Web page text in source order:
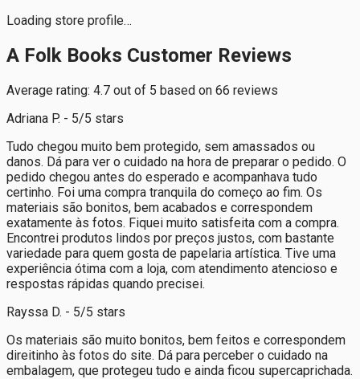
Loading store profile…
A Folk Books Customer Reviews
Average rating: 4.7 out of 5 based on 66 reviews
Adriana P. - 5/5 stars
Tudo chegou muito bem protegido, sem amassados ou
danos. Dá para ver o cuidado na hora de preparar o pedido. O
pedido chegou antes do esperado e acompanhava tudo
certinho. Foi uma compra tranquila do começo ao fim. Os
materiais são bonitos, bem acabados e correspondem
exatamente às fotos. Fiquei muito satisfeita com a compra.
Encontrei produtos lindos por preços justos, com bastante
variedade para quem gosta de papelaria artística. Tive uma
experiência ótima com a loja, com atendimento atencioso e
respostas rápidas quando precisei.
Rayssa D. - 5/5 stars
Os materiais são muito bonitos, bem feitos e correspondem
direitinho às fotos do site. Dá para perceber o cuidado na
embalagem, que protegeu tudo e ainda ficou supercaprichada.